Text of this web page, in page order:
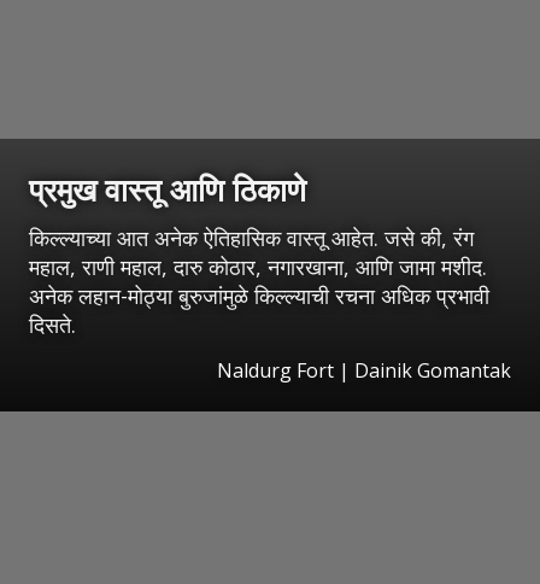
प्रमुख वास्तू आणि ठिकाणे
किल्ल्याच्या आत अनेक ऐतिहासिक वास्तू आहेत. जसे की, रंग
महाल, राणी महाल, दारु कोठार, नगारखाना, आणि जामा मशीद.
अनेक लहान-मोठ्या बुरुजांमुळे किल्ल्याची रचना अधिक प्रभावी
दिसते.
Naldurg Fort | Dainik Gomantak